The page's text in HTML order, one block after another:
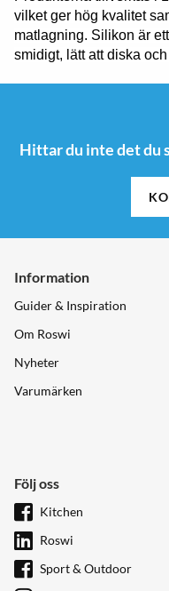
vilket ger hög kvalitet
matlagning. Silikon är
smidigt, lätt att diska
Hittar du inte det du
Information
Guider & Inspiration
Om Roswi
Nyheter
Varumärken
Följ oss
Kitchen
Roswi
Sport & Outdoor